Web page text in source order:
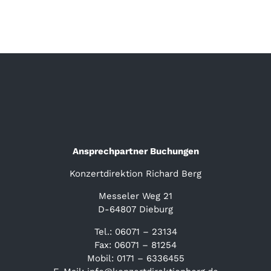
Ansprechpartner Buchungen
Konzertdirektion Richard Berg
Messeler Weg 21
D-64807 Dieburg
Tel.: 06071 – 23134
Fax: 06071 – 81254
Mobil: 0171 – 6336455